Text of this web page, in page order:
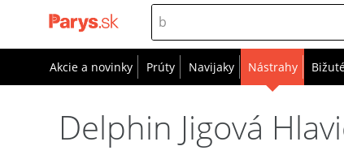
Akcie a novinky Prúty Navijaky Nástrahy
Delphin Jigová